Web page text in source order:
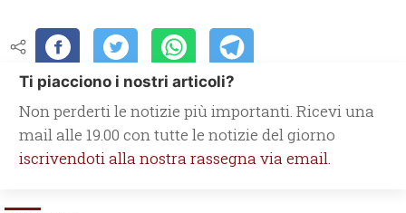
Ti piacciono i nostri articoli?
Non perderti le notizie più importanti. Ricevi una
mail alle 19.00 con tutte le notizie del giorno
iscrivendoti alla nostra rassegna via email.